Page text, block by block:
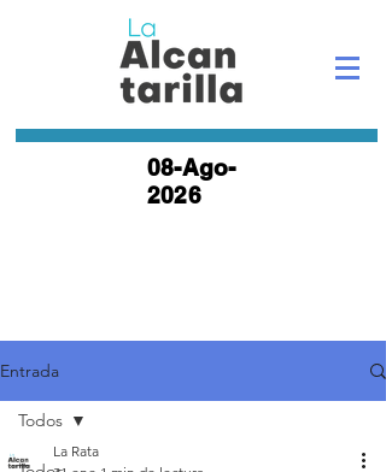
08-Ago-
2026
Entrada
Todos
La Rata